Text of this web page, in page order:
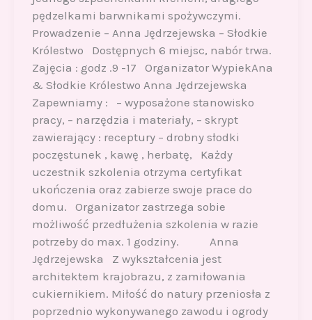
pędzelkami barwnikami spożywczymi.
Prowadzenie – Anna Jędrzejewska – Słodkie
Królestwo Dostępnych 6 miejsc, nabór trwa.
Zajęcia : godz .9 -17 Organizator WypiekAna
& Słodkie Królestwo Anna Jędrzejewska
Zapewniamy : – wyposażone stanowisko
pracy, – narzędzia i materiały, – skrypt
zawierający : receptury – drobny słodki
poczęstunek , kawę , herbatę, Każdy
uczestnik szkolenia otrzyma certyfikat
ukończenia oraz zabierze swoje prace do
domu. Organizator zastrzega sobie
możliwość przedłużenia szkolenia w razie
potrzeby do max. 1 godziny. Anna
Jędrzejewska Z wykształcenia jest
architektem krajobrazu, z zamiłowania
cukiernikiem. Miłość do natury przeniosła z
poprzednio wykonywanego zawodu i ogrody